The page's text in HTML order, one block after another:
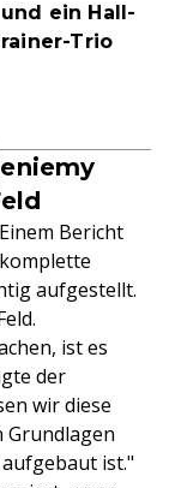
ein Hall-
Trio
Bericht
aufgestellt.
ist es
der
wir diese
Grundlagen
ist."